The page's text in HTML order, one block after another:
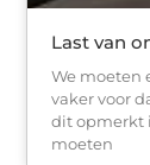
Last van
We moeten
vaker voor
dit opmerkt
moeten